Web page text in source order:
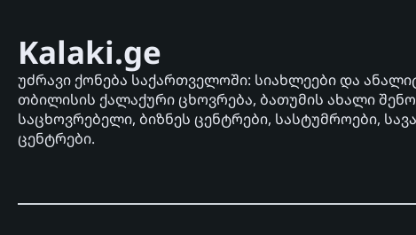
Kalaki.ge
უძრავი ქონება საქართველოში: სიახლეები და
თბილისის ქალაქური ცხოვრება, ბათუმის ახალი
საცხოვრებელი, ბიზნეს ცენტრები, სასტუმროები,
ცენტრები.